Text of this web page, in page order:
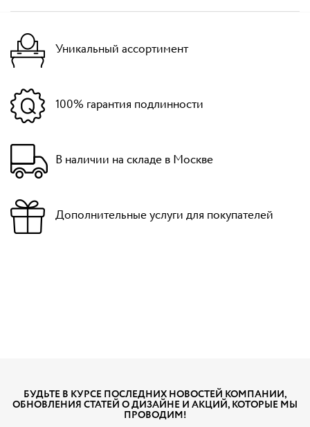
Уникальный ассортимент
100% гарантия подлинности
В наличии на складе в Москве
Дополнительные услуги для покупателей
БУДЬТЕ В КУРСЕ ПОСЛЕДНИХ НОВОСТЕЙ КОМПАНИИ,
ОБНОВЛЕНИЯ СТАТЕЙ О ДИЗАЙНЕ И АКЦИЙ, КОТОРЫЕ МЫ
ПРОВОДИМ!